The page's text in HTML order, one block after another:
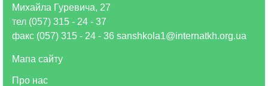
Про нас
Михайла Гуревича, 27
тел (057) 315 - 24 - 37
факс (057) 315 - 24 - 36 sanshkola1@internatkh.org.ua
Мапа сайту